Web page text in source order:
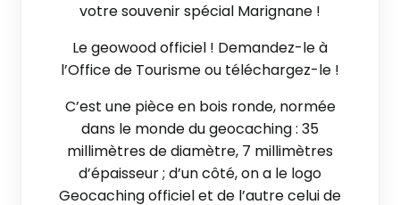
votre souvenir spécial Marignane !
Le geowood officiel ! Demandez-le à
l’Office de Tourisme ou téléchargez-le !
C’est une pièce en bois ronde, normée
dans le monde du geocaching : 35
millimètres de diamètre, 7 millimètres
d’épaisseur ; d’un côté, on a le logo
Geocaching officiel et de l’autre celui de